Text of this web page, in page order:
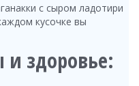
с сыром ладотири
кусочке вы
здоровье: